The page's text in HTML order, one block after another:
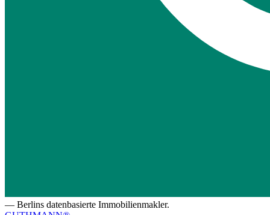
— Berlins datenbasierte Immobilienmakler.